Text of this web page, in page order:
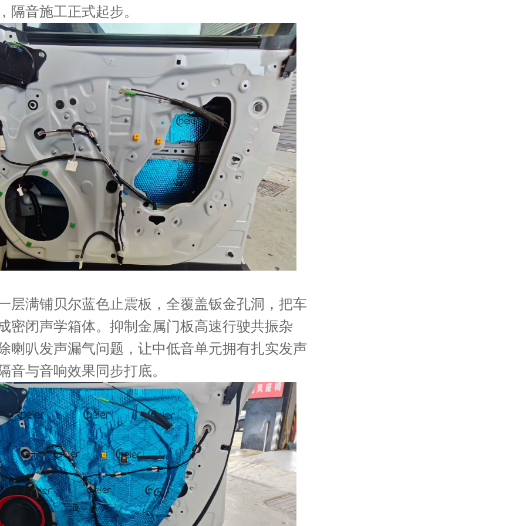
隔音施工正式起步。
层满铺贝尔蓝色止震板，全覆盖钣金孔洞，把车
密闭声学箱体。抑制金属门板高速行驶共振杂
喇叭发声漏气问题，让中低音单元拥有扎实发声
音与音响效果同步打底。